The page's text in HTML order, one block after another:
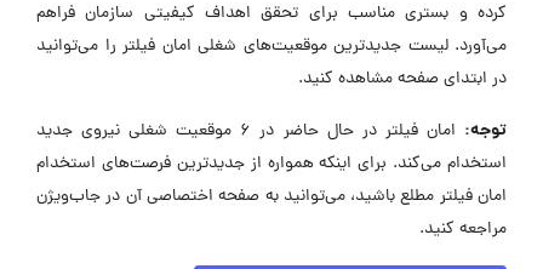
کرده و بستری مناسب برای تحقق اهداف کیفیتی سازمان فراهم
می‌آورد. لیست جدیدترین موقعیت‌های شغلی امان فیلتر را می‌توانید
در ابتدای صفحه مشاهده کنید.
توجه:
امان فیلتر در حال حاضر در ۶ موقعیت شغلی نیروی جدید
استخدام می‌کند. برای اینکه همواره از جدیدترین فرصت‌های استخدام
امان فیلتر مطلع باشید، می‌توانید به صفحه اختصاصی آن در جاب‌ویژن
مراجعه کنید.